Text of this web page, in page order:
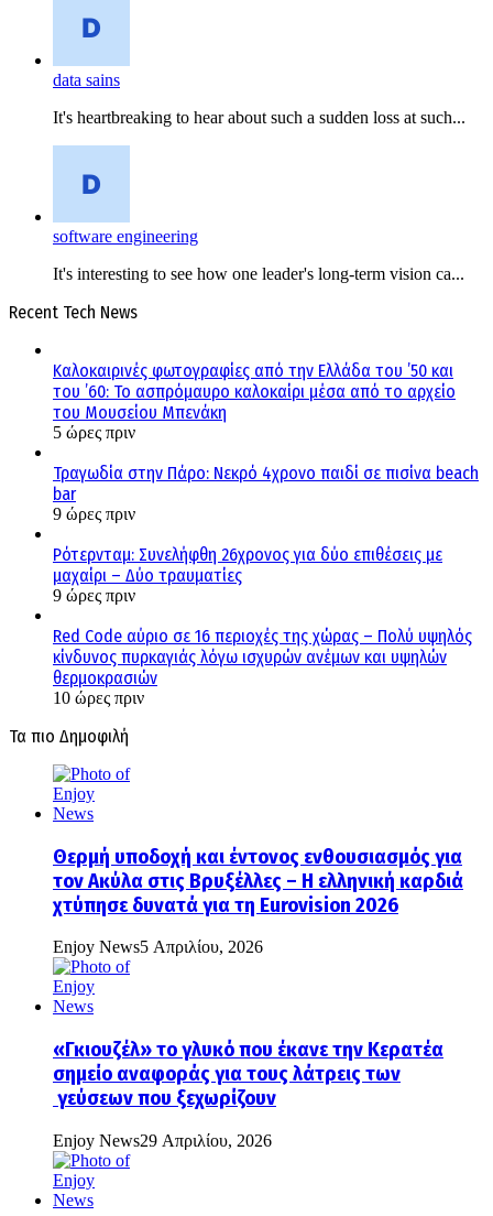
data sains
It's heartbreaking to hear about such a sudden loss at such...
software engineering
It's interesting to see how one leader's long-term vision ca...
Recent Tech News
Καλοκαιρινές φωτογραφίες από την Ελλάδα του ’50 και
του ’60: Το ασπρόμαυρο καλοκαίρι μέσα από το αρχείο
του Μουσείου Μπενάκη
5 ώρες πριν
Τραγωδία στην Πάρο: Νεκρό 4χρονο παιδί σε πισίνα beach
bar
9 ώρες πριν
Ρότερνταμ: Συνελήφθη 26χρονος για δύο επιθέσεις με
μαχαίρι – Δύο τραυματίες
9 ώρες πριν
Red Code αύριο σε 16 περιοχές της χώρας – Πολύ υψηλός
κίνδυνος πυρκαγιάς λόγω ισχυρών ανέμων και υψηλών
θερμοκρασιών
10 ώρες πριν
Τα πιο Δημοφιλή
Θερμή υποδοχή και έντονος ενθουσιασμός για
τον Ακύλα στις Βρυξέλλες – Η ελληνική καρδιά
χτύπησε δυνατά για τη Eurovision 2026
Enjoy News5 Απριλίου, 2026
«Γκιουζέλ» το γλυκό που έκανε την Κερατέα
σημείο αναφοράς για τους λάτρεις των
γεύσεων που ξεχωρίζουν
Enjoy News29 Απριλίου, 2026